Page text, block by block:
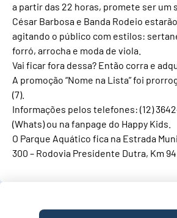
a partir das 22 horas, promete ser um
César Barbosa e Banda Rodeio
agitando o público com estilos:
forró, arrocha e moda de viola.
Vai ficar fora dessa? Então corra e
A promoção “Nome na Lista” foi
(7).
Informações pelos telefones: (12)
(Whats) ou na fanpage do Happy Kids.
O Parque Aquático fica na Estrada
300 – Rodovia Presidente Dutra, Km 94.